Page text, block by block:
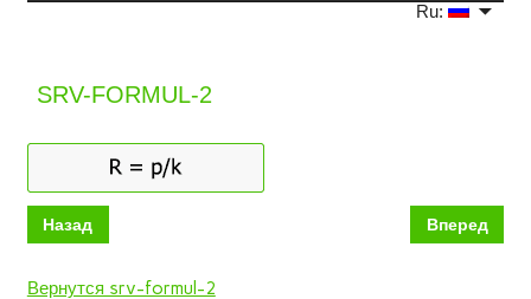
Ru:
SRV-FORMUL-2
Назад Вперед
Вернутся srv-formul-2